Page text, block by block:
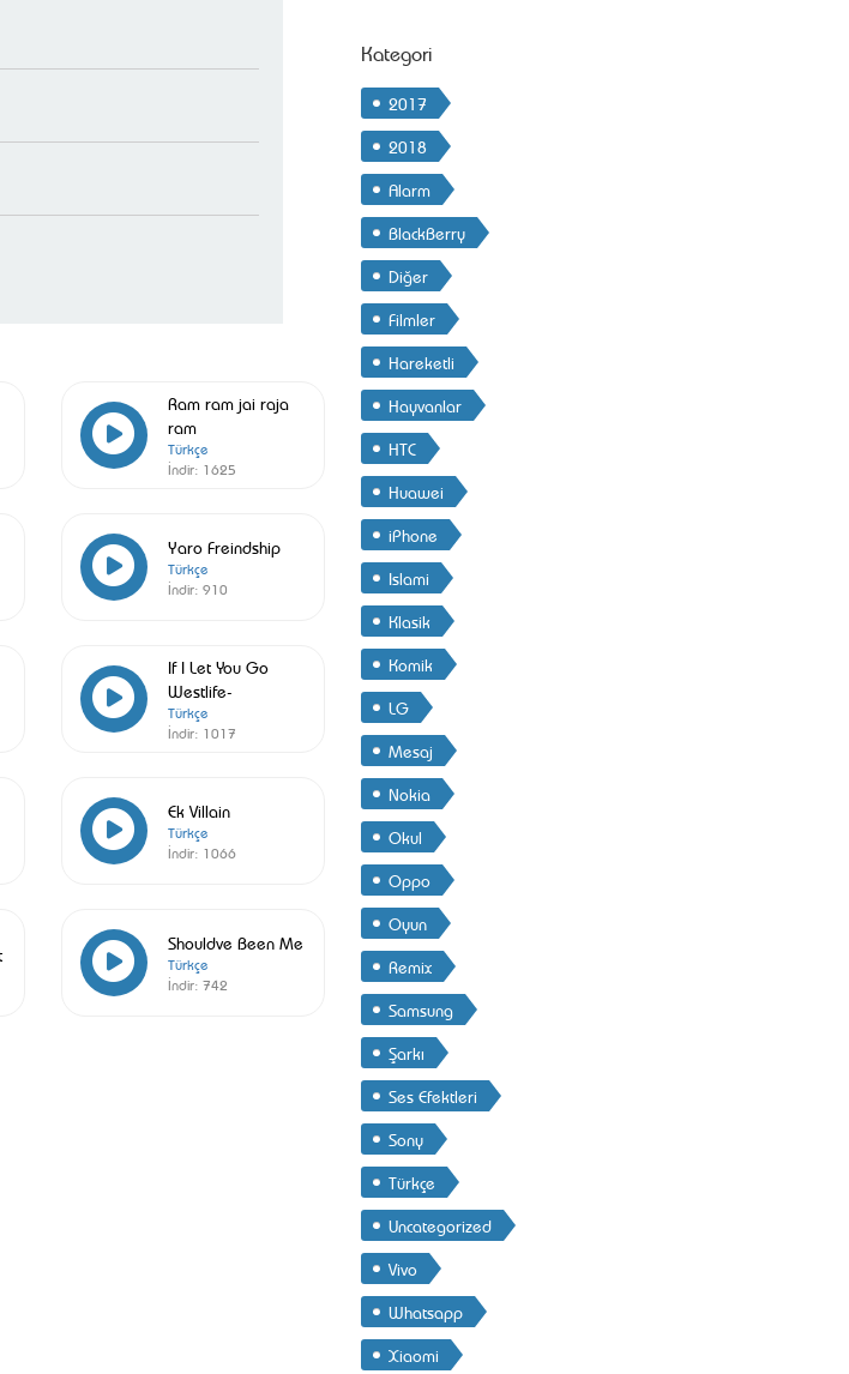
Ram ram jai raja
ram
Türkçe
İndir: 1625
Yaro Freindship
Türkçe
İndir: 910
If I Let You Go
Westlife-
Türkçe
İndir: 1017
Ek Villain
Türkçe
İndir: 1066
Shouldve Been Me
Türkçe
İndir: 742
Kategori
2017
2018
Alarm
BlackBerry
Diğer
Filmler
Hareketli
Hayvanlar
HTC
Huawei
iPhone
Islami
Klasik
Komik
LG
Mesaj
Nokia
Okul
Oppo
Oyun
Remix
Samsung
Şarkı
Ses Efektleri
Sony
Türkçe
Uncategorized
Vivo
Whatsapp
Xiaomi